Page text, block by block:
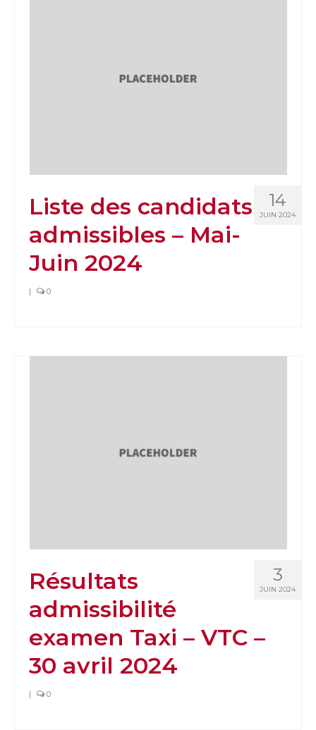
14
JUIN 2024
Liste des candidats
admissibles – Mai-
Juin 2024
| 0
3
JUIN 2024
Résultats
admissibilité
examen Taxi – VTC –
30 avril 2024
| 0